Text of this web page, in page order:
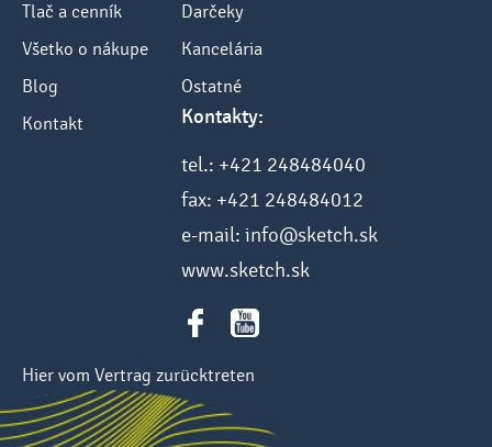
Tlač a cenník
Všetko o nákupe
Blog
Kontakt
Darčeky
Kancelária
Ostatné
Kontakty:
tel.: +421 248484040
fax: +421 248484012
e-mail: info@sketch.sk
www.sketch.sk
Hier vom Vertrag zurücktreten